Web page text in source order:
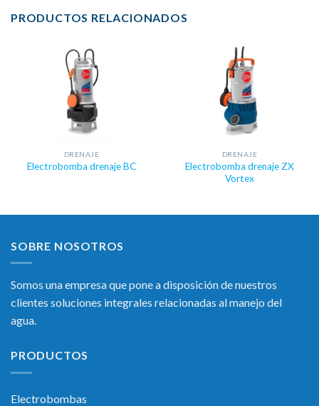
PRODUCTOS RELACIONADOS
DRENAJE
Electrobomba drenaje BC
DRENAJE
Electrobomba drenaje ZX
Vortex
SOBRE NOSOTROS
Somos una empresa que pone a disposición de nuestros
clientes soluciones integrales relacionadas al manejo del
agua.
PRODUCTOS
Electrobombas